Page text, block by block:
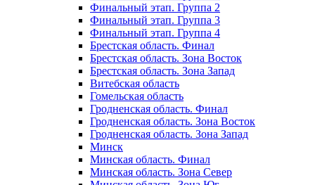
Финальный этап. Группа 2
Финальный этап. Группа 3
Финальный этап. Группа 4
Брестская область. Финал
Брестская область. Зона Восток
Брестская область. Зона Запад
Витебская область
Гомельская область
Гродненская область. Финал
Гродненская область. Зона Восток
Гродненская область. Зона Запад
Минск
Минская область. Финал
Минская область. Зона Север